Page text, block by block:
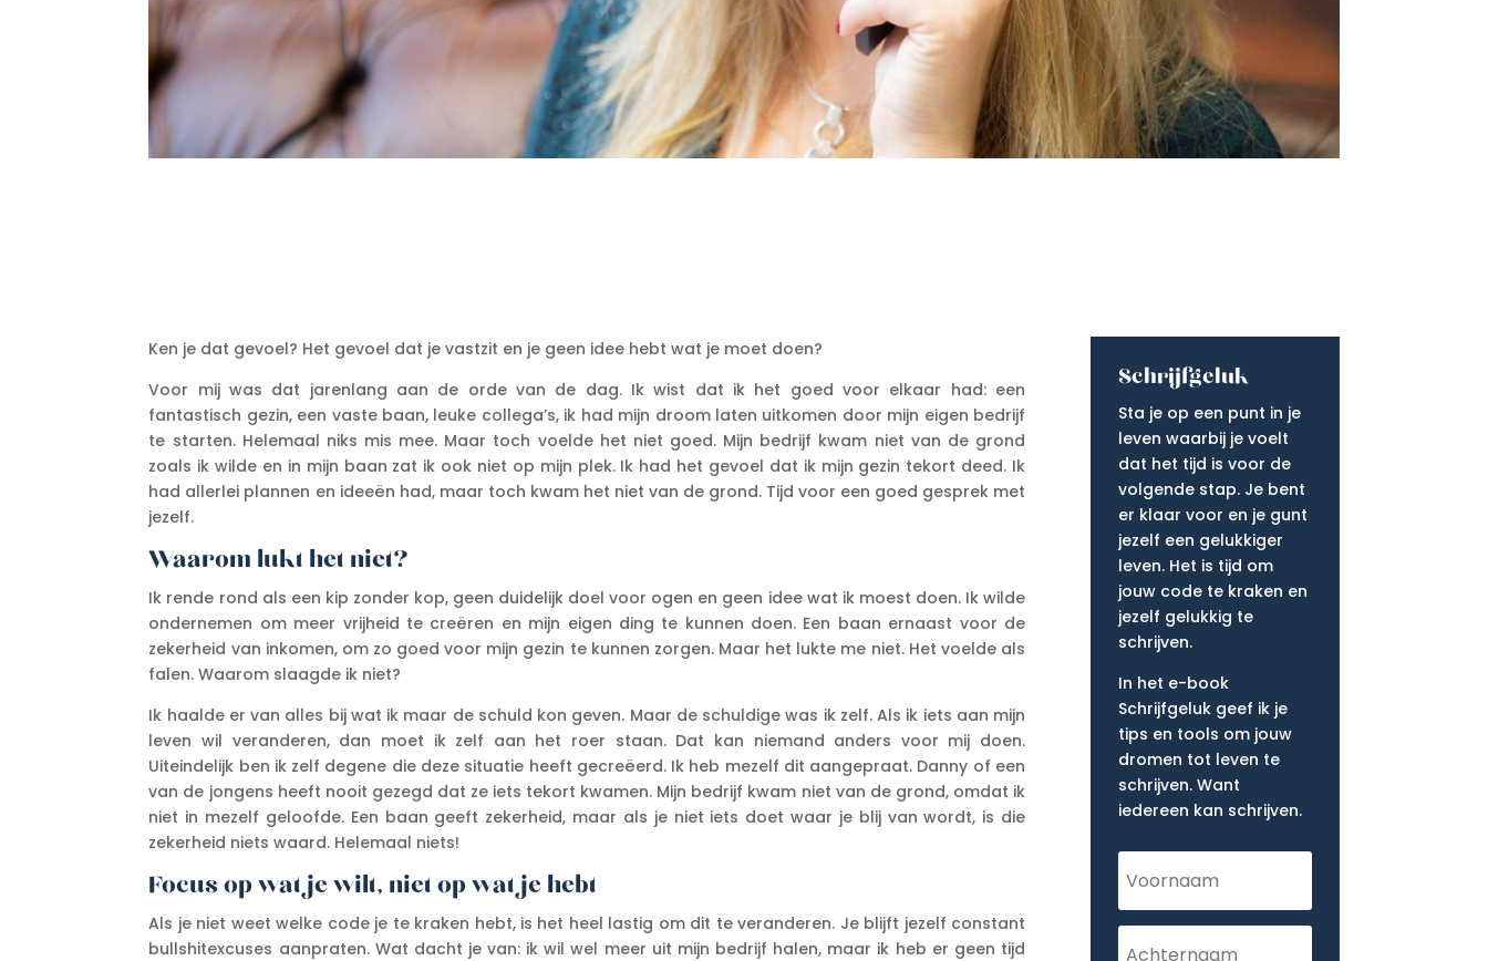
Ken je dat gevoel? Het gevoel dat je vastzit en je geen idee hebt wat je moet doen?
Voor mij was dat jarenlang aan de orde van de dag. Ik wist dat ik het goed voor elkaar had: een
fantastisch gezin, een vaste baan, leuke collega’s, ik had mijn droom laten uitkomen door mijn eigen bedrijf
te starten. Helemaal niks mis mee. Maar toch voelde het niet goed. Mijn bedrijf kwam niet van de grond
zoals ik wilde en in mijn baan zat ik ook niet op mijn plek. Ik had het gevoel dat ik mijn gezin tekort deed. Ik
had allerlei plannen en ideeën had, maar toch kwam het niet van de grond. Tijd voor een goed gesprek met
jezelf.
Waarom lukt het niet?
Ik rende rond als een kip zonder kop, geen duidelijk doel voor ogen en geen idee wat ik moest doen. Ik wilde
ondernemen om meer vrijheid te creëren en mijn eigen ding te kunnen doen. Een baan ernaast voor de
zekerheid van inkomen, om zo goed voor mijn gezin te kunnen zorgen. Maar het lukte me niet. Het voelde als
falen. Waarom slaagde ik niet?
Ik haalde er van alles bij wat ik maar de schuld kon geven. Maar de schuldige was ik zelf. Als ik iets aan mijn
leven wil veranderen, dan moet ik zelf aan het roer staan. Dat kan niemand anders voor mij doen.
Uiteindelijk ben ik zelf degene die deze situatie heeft gecreëerd. Ik heb mezelf dit aangepraat. Danny of een
van de jongens heeft nooit gezegd dat ze iets tekort kwamen. Mijn bedrijf kwam niet van de grond, omdat ik
niet in mezelf geloofde. Een baan geeft zekerheid, maar als je niet iets doet waar je blij van wordt, is die
zekerheid niets waard. Helemaal niets!
Focus op wat je wilt, niet op wat je hebt
Als je niet weet welke code je te kraken hebt, is het heel lastig om dit te veranderen. Je blijft jezelf constant
bullshitexcuses aanpraten. Wat dacht je van: ik wil wel meer uit mijn bedrijf halen, maar ik heb er geen tijd
Schrijfgeluk
Sta je op een punt in je
leven waarbij je voelt
dat het tijd is voor de
volgende stap. Je bent
er klaar voor en je gunt
jezelf een gelukkiger
leven. Het is tijd om
jouw code te kraken en
jezelf gelukkig te
schrijven.
In het e-book
Schrijfgeluk geef ik je
tips en tools om jouw
dromen tot leven te
schrijven. Want
iedereen kan schrijven.